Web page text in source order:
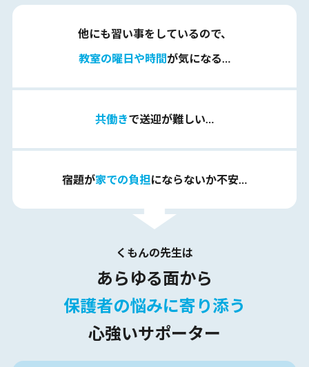
他にも習い事をしているので、
教室の曜日や時間が気になる…
共働きで送迎が難しい…
宿題が家での負担にならないか不安…
くもんの先生は
あらゆる面から
保護者の悩みに寄り添う
心強いサポーター